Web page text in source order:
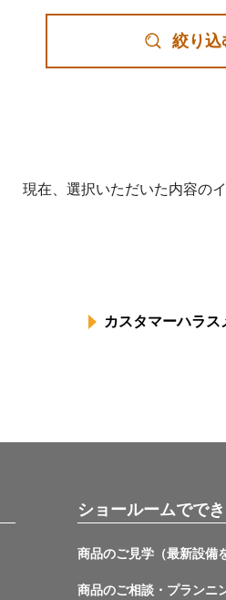
絞り込
現在、選択いただいた内容の
カスタマーハラス
ショールームでで
商品のご見学（最新設備
商品のご相談・プランニ